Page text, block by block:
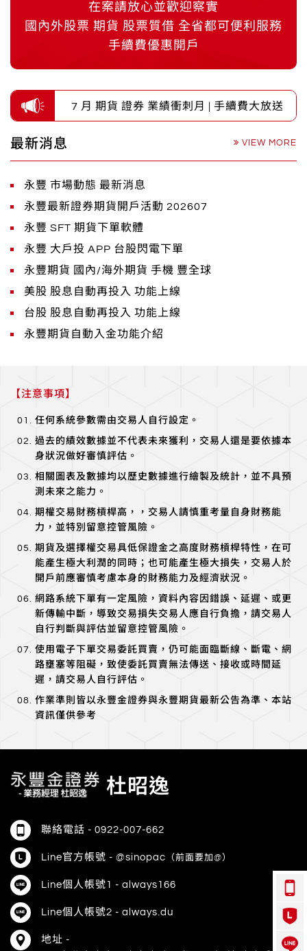
2026 7 月 期貨 證券 業績衝刺月 | 手續費大放送 ~
最新消息 VIEW MORE
永豐 市場動態 最新消息
永豐最新證券期貨開戶活動 202607
永豐 SFT 期貨下單軟體
永豐 大戶投 APP 台股閃電下單
永豐期貨 國內/海外期貨 手機 豐全球
美股 股息自動再投入 功能上線
台股 股息自動再投入 功能上線
永豐期貨自動入金功能介紹
在案請放心並歡迎察實
國內外股票 期貨 股票質借 全省都可便利服務
手續費優惠開戶
【注意事項】
任何系統參數需由交易人自行設定。
過去的績效數據並不代表未來獲利，交易人還是要依據本
身狀況做好審慎評估。
相關圖表及數據均以歷史數據進行繪製及統計，並不具預
測未來之能力。
期權交易財務槓桿高，，交易人請慎重考量自身財務能
力，並特別留意控管風險。
期貨及選擇權交易具低保證金之高度財務槓桿特性，在可
能產生極大利潤的同時；也可能產生極大損失，交易人於
開戶前應審慎考慮本身的財務能力及經濟狀況。
網路系統下單有一定風險，資料內容因錯誤、延遲、或更
新傳輸中斷，導致交易損失交易人應自行負擔，請交易人
自行判斷與評估並留意控管風險。
使用電子下單交易委託買賣，仍可能面臨斷線、斷電、網
路壅塞等阻礙，致使委託買賣無法傳送、接收或時間延
遲，請交易人自行評估。
作業準則皆以永豐金證券與永豐期貨最新公告為準、本站
資訊僅供參考
杜昭逸
聯絡電話 - 0922-007-662
Line官方帳號 - @sinopac （前面要加@）
Line個人帳號1 - always166
Line個人帳號2 - always.du
地址 -